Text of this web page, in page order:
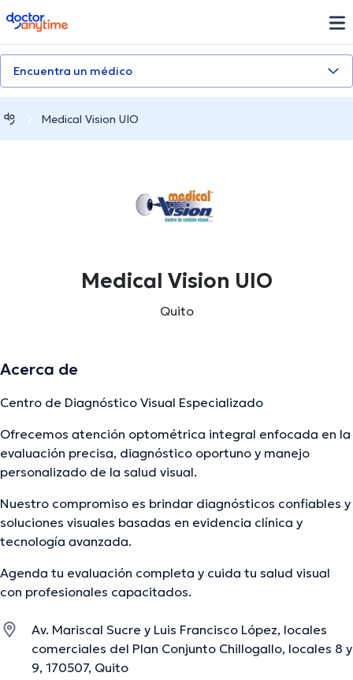
doctoranytime
Encuentra un médico
Medical Vision UIO
Medical Vision UIO
Quito
Acerca de
Centro de Diagnóstico Visual Especializado
Ofrecemos atención optométrica integral enfocada en la
evaluación precisa, diagnóstico oportuno y manejo
personalizado de la salud visual.
Nuestro compromiso es brindar diagnósticos confiables y
soluciones visuales basadas en evidencia clínica y
tecnología avanzada.
Agenda tu evaluación completa y cuida tu salud visual
con profesionales capacitados.
Av. Mariscal Sucre y Luis Francisco López, locales
comerciales del Plan Conjunto Chillogallo, locales 8 y
9, 170507, Quito